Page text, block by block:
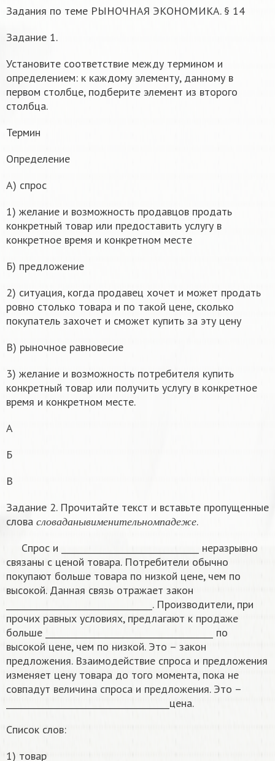
Задания по теме РЫНОЧНАЯ ЭКОНОМИКА. § 14
Задание 1.
Установите соответствие между термином и
определением: к каждому элементу, данному в
первом столбце, подберите элемент из второго
столбца.
Термин
Определение
А) спрос
1) желание и возможность продавцов продать
конкретный товар или предоставить услугу в
конкретное время и конкретном месте
Б) предложение
2) ситуация, когда продавец хочет и может продать
ровно столько товара и по такой цене, сколько
покупатель захочет и сможет купить за эту цену
В) рыночное равновесие
3) желание и возможность потребителя купить
конкретный товар или получить услугу в конкретное
время и конкретном месте.
А
Б
В
Задание 2. Прочитайте текст и вставьте пропущенные
слова
сл о в а д а н ыв име н и т ел ьн омп а д е ж е
сл ов аданы вим ен итель но мпадеже
.
Спрос и ________________________________ неразрывно
связаны с ценой товара. Потребители обычно
покупают больше товара по низкой цене, чем по
высокой. Данная связь отражает закон
__________________________________. Производители, при
прочих равных условиях, предлагают к продаже
больше _______________________________________ по
высокой цене, чем по низкой. Это – закон
предложения. Взаимодействие спроса и предложения
изменяет цену товара до того момента, пока не
совпадут величина спроса и предложения. Это –
______________________________________цена.
Список слов:
1) товар